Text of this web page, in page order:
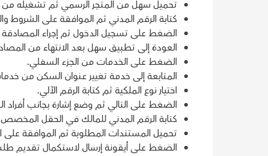
تحميل سهل من المتجر الرسمي ثم تشغيله من
كتابة الرقم المدني ثم الموافقة على الشروط
الضغط على تسجيل الدخول ثم إجراء المصادقة
العودة إلى تطبيق سهل بعد الانتهاء من
الضغط على الخدمات من الجزء السفلي.
المتابعة إلى خدمة تغيير عنوان السكن من
اختيار نوع الملكية ثم كتابة الرقم الآلي.
الضغط على التالي ثم وضع إشارة بجانب أفراد
كتابة الرقم المدني للمالك في الحقل
تحميل المستندات المطلوبة ثم الموافقة على
الضغط على أيقونة إرسال لاستكمال تقديم